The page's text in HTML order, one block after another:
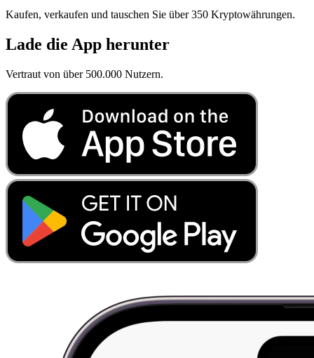
Kaufen, verkaufen und tauschen Sie über 350 Kryptowährungen.
Lade die App herunter
Vertraut von über 500.000 Nutzern.